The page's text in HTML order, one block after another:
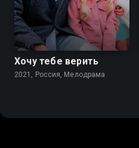
7.1
Хочу тебе верить
2021, Россия, Мелодрама